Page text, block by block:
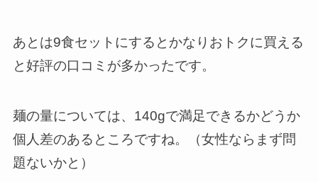
あとは9食セットにするとかなりおトクに買える
と好評の口コミが多かったです。
麺の量については、140gで満足できるかどうか
個人差のあるところですね。（女性ならまず問
題ないかと）